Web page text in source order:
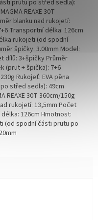
prutu po střed sedla):
REAXE 30T
blanku nad rukojetí:
Transportní délka: 126cm
rukojeti (od spodní
špičky: 3.00mm Model:
dílů: 3+špičky Průměr
(prut + špička): 7+6
Rukojeť: EVA pěna
střed sedla): 49cm
REAXE 30T 360cm/150g
rukojetí: 13,5mm Počet
126cm Hmotnost:
(od spodní části prutu po
z 5 hvězdiček.